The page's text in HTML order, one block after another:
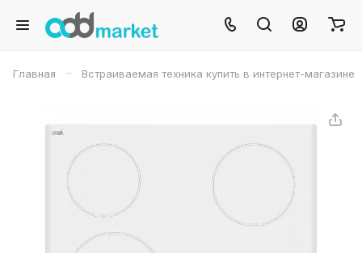
Главная – Встраиваемая техника купить в интернет-магазине